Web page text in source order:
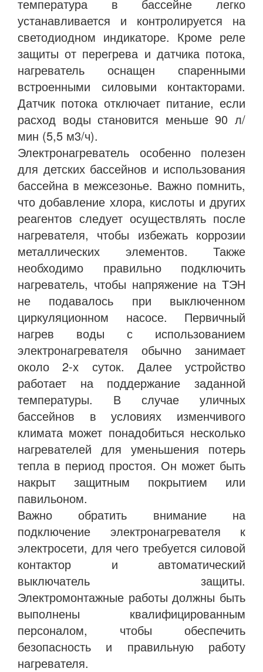
температура в бассейне легко
устанавливается и контролируется на
светодиодном индикаторе. Кроме реле
защиты от перегрева и датчика потока,
нагреватель оснащен спаренными
встроенными силовыми контакторами.
Датчик потока отключает питание, если
расход воды становится меньше 90 л/
мин (5,5 м3/ч).
Электронагреватель особенно полезен
для детских бассейнов и использования
бассейна в межсезонье. Важно помнить,
что добавление хлора, кислоты и других
реагентов следует осуществлять после
нагревателя, чтобы избежать коррозии
металлических элементов. Также
необходимо правильно подключить
нагреватель, чтобы напряжение на ТЭН
не подавалось при выключенном
циркуляционном насосе. Первичный
нагрев воды с использованием
электронагревателя обычно занимает
около 2-х суток. Далее устройство
работает на поддержание заданной
температуры. В случае уличных
бассейнов в условиях изменчивого
климата может понадобиться несколько
нагревателей для уменьшения потерь
тепла в период простоя. Он может быть
накрыт защитным покрытием или
павильоном.
Важно обратить внимание на
подключение электронагревателя к
электросети, для чего требуется силовой
контактор и автоматический
выключатель защиты.
Электромонтажные работы должны быть
выполнены квалифицированным
персоналом, чтобы обеспечить
безопасность и правильную работу
нагревателя.